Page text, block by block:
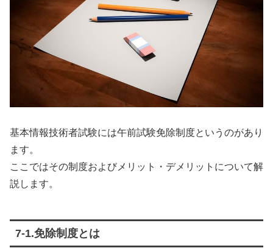
基本情報技術者試験には午前試験免除制度というのがあり
ます。
ここではその制度およびメリット・デメリットについて解
説します。
7-1.免除制度とは